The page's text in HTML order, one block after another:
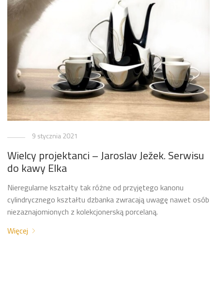
9 stycznia 2021
Wielcy projektanci – Jaroslav Ježek. Serwisu
do kawy Elka
Nieregularne kształty tak różne od przyjętego kanonu
cylindrycznego kształtu dzbanka zwracają uwagę nawet osób
niezaznajomionych z kolekcjonerską porcelaną.
Więcej